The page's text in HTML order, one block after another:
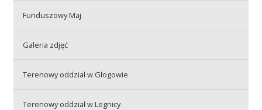
Akcje wyjazdowe
Funduszowy Maj
Galeria zdjęć
Terenowy oddział w Głogowie
Terenowy oddział w Legnicy